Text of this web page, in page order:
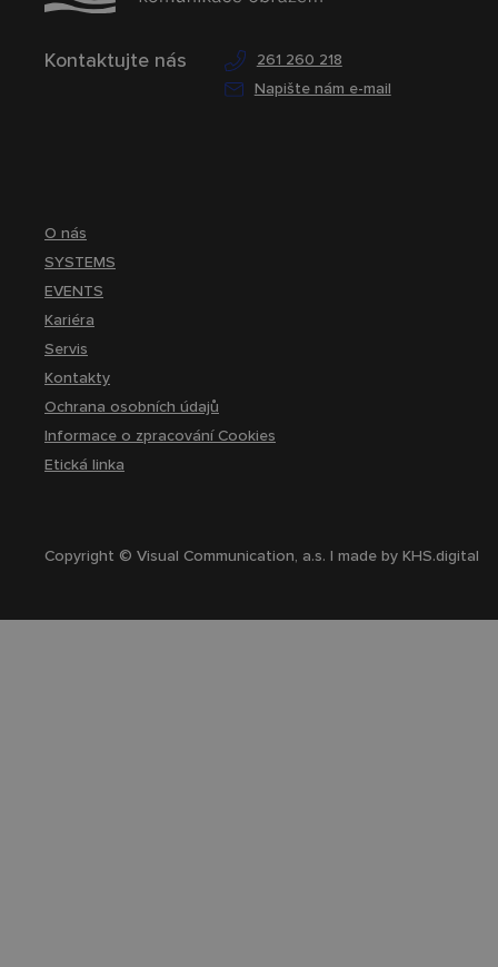
Kontaktujte nás
261 260 218
Napište nám e-mail
O nás
SYSTEMS
EVENTS
Kariéra
Servis
Kontakty
Ochrana osobních údajů
Informace o zpracování Cookies
Etická linka
Copyright © Visual Communication, a.s. | made byKHS.digital